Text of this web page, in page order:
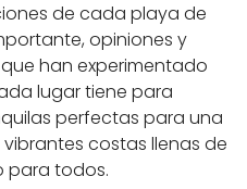
de cada playa de
opiniones y
han experimentado
lugar tiene para
perfectas para una
costas llenas de
para todos.